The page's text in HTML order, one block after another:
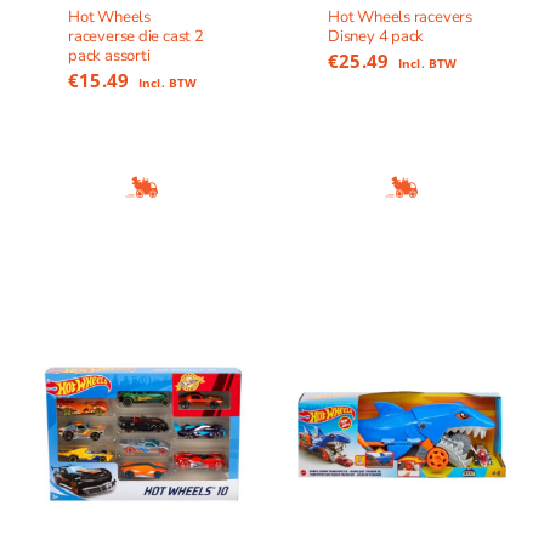
Hot Wheels
raceverse die cast 2
pack assorti
€15.49 Incl. BTW
Hot Wheels racevers
Disney 4 pack
€25.49 Incl. BTW